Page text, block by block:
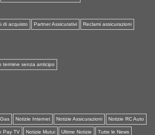
di acquisto Partner Assicurativi Reclami assicurazioni
termine senza anticipo
Notizie Internet Notizie Assicurazioni Notizie RC Auto
Pay TV Notizie Mutui Ultime Notizie Tutte le News